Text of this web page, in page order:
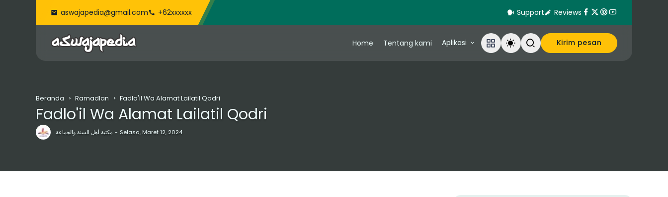
aswajapedia@gmail.com +62xxxxxx Support Reviews
Home Tentang kami Aplikasi Kirim pesan
Beranda Ramadlan Fadlo'il Wa Alamat Lailatil Qodri
مكتبة أهل السنة والجماعة Selasa, Maret 12, 2024
Fadlo'il Wa Alamat Lailatil Qodri